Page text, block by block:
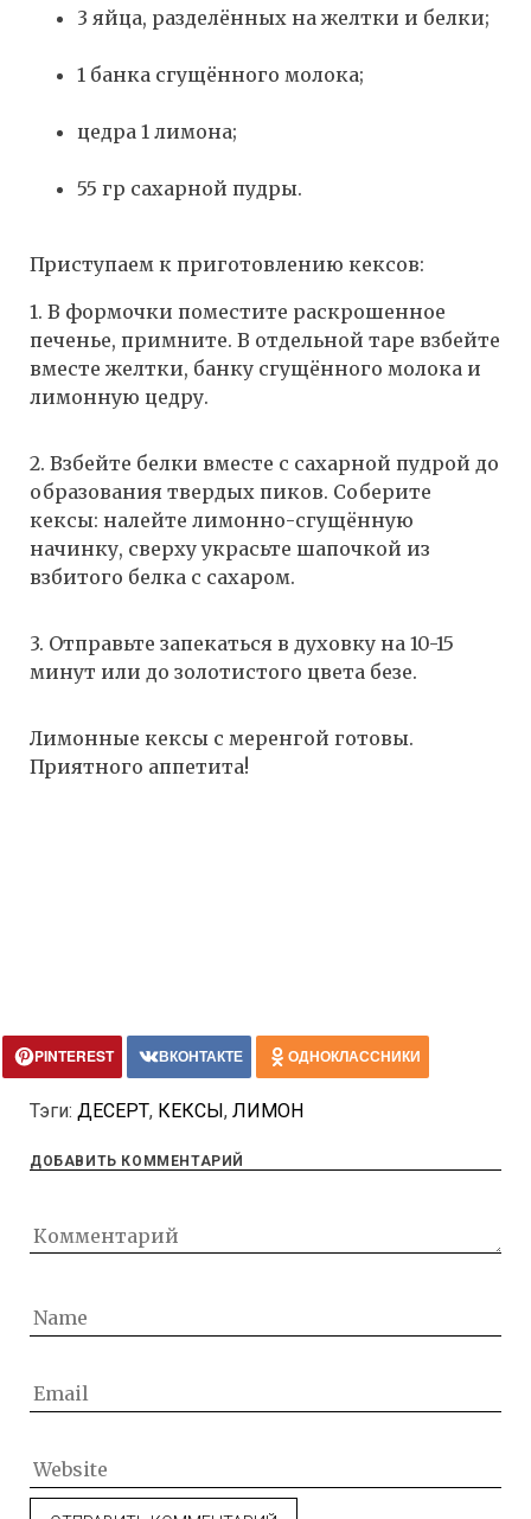
3 яйца, разделённых на желтки и белки;
1 банка сгущённого молока;
цедра 1 лимона;
55 гр сахарной пудры.
Приступаем к приготовлению кексов:
1. В формочки поместите раскрошенное
печенье, примните. В отдельной таре взбейте
вместе желтки, банку сгущённого молока и
лимонную цедру.
2. Взбейте белки вместе с сахарной пудрой до
образования твердых пиков. Соберите
кексы: налейте лимонно-сгущённую
начинку, сверху украсьте шапочкой из
взбитого белка с сахаром.
3. Отправьте запекаться в духовку на 10-15
минут или до золотистого цвета безе.
Лимонные кексы с меренгой готовы.
Приятного аппетита!
PINTEREST ВКОНТАКТЕ ОДНОКЛАССНИКИ
Тэги: ДЕСЕРТ, КЕКСЫ , ЛИМОН
ДОБАВИТЬ КОММЕНТАРИЙ